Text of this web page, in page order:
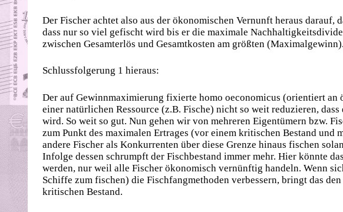
Der Fischer achtet also aus der ökonomischen Vernunft heraus
dass nur so viel gefischt wird bis er die maximale
zwischen Gesamterlös und Gesamtkosten am größten (Maximalgewinn).
Schlussfolgerung 1 hieraus:
Der auf Gewinnmaximierung fixierte homo oeconomicus (orientiert an
einer natürlichen Ressource (z.B. Fische) nicht so weit reduzieren,
wird. So weit so gut. Nun gehen wir von mehreren Eigentümern bzw.
zum Punkt des maximalen Ertrages (vor einem kritischen Bestand und
andere Fischer als Konkurrenten über diese Grenze hinaus fischen
Infolge dessen schrumpft der Fischbestand immer mehr. Hier könnte
werden, nur weil alle Fischer ökonomisch vernünftig handeln. Wenn
Schiffe zum fischen) die Fischfangmethoden verbessern, bringt das
kritischen Bestand.